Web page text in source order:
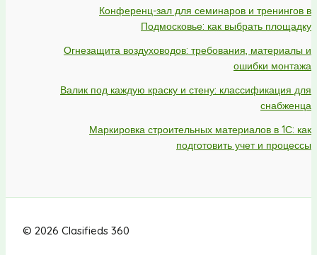
Конференц-зал для семинаров и тренингов в
Подмосковье: как выбрать площадку
Огнезащита воздуховодов: требования, материалы и
ошибки монтажа
Валик под каждую краску и стену: классификация для
снабженца
Маркировка строительных материалов в 1С: как
подготовить учет и процессы
© 2026 Clasifieds 360